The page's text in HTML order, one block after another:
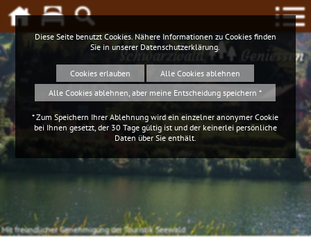
Schwarzwald Geniessen
Mit freundlicher Genehmigung der Touristik Seewald
Diese Seite benutzt Cookies. Nähere Informationen zu Cookies finden
Sie in unserer Datenschutzerklärung.
Cookies erlauben
Alle Cookies ablehnen
Alle Cookies ablehnen, aber meine Entscheidung speichern *
* Zum Speichern Ihrer Ablehnung wird ein einzelner anonymer Cookie
bei Ihnen gesetzt, der 30 Tage gültig ist und der keinerlei persönliche
Daten über Sie enthält.